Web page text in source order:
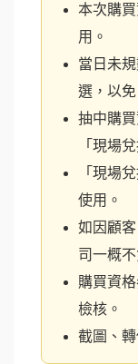
本次購
用。
當日未
選，以免
抽中購
「現場
「現場
使用。
如因顧
司一概不
購買資
檢核。
截圖、